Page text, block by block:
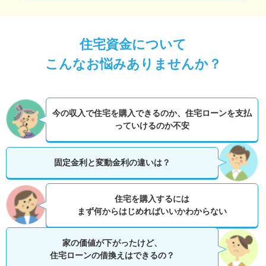
住宅資金について
こんなお悩みありませんか？
今の収入で住宅を購入できるのか、 住宅ローンを支払
っていけるのか不安
固定金利と変動金利の違いは？
住宅を購入するには
まず何からはじめればいいかわからない
家の価値が下がったけど、
住宅ローンの借換えはできるの？